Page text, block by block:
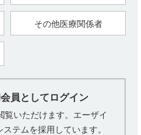
添文 2021年3月改訂（第1版）
る
その他医療関係者
員としてログイン
覧いただけます。エーザイ
ステムを採用しています。